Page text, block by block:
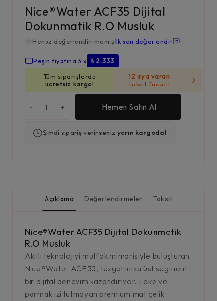
Nice®Water ACF35 Dijital
Dokunmatik R.O Musluk
Henüz değerlendirilmemişİlk sen değerlendir
Peşin fiyatına 3 x ₺ 2.333
Tüm siparişlerde
ücretsiz kargo!
12 aya varan
taksit fırsatı!
- + Hemen Satın Al
Şimdi sipariş verirseniz yarın kargoda!
Açıklama Değerlendirmeler Taksit
Nice®Water ACF35 Dijital Dokunmatik
R.O Musluk
Akıllı teknolojiyi mutfak mimarisiyle buluşturan
Nice®Water ACF35, tezgahınıza üst segment
bir dijital deneyim kazandırıyor. Leke ve
parmak izi tutmayan premium mat çelik